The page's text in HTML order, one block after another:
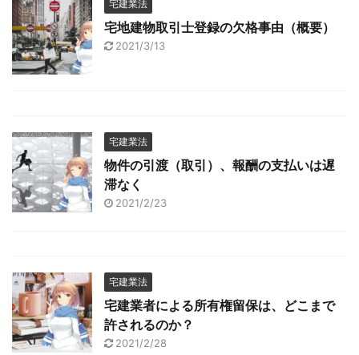
宅建業法
宅地建物取引士登録の欠格事由（概要）
2021/3/13
宅建業法
物件の引渡（取引）、報酬の支払いは遅
滞なく
2021/2/23
宅建業法
宅建業者による所有権留保は、どこまで
許されるのか？
2021/2/28